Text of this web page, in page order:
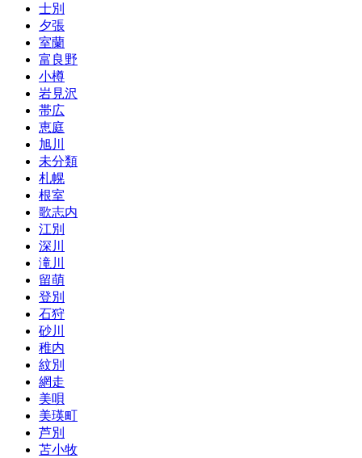
士別
夕張
室蘭
富良野
小樽
岩見沢
帯広
恵庭
旭川
未分類
札幌
根室
歌志内
江別
深川
滝川
留萌
登別
石狩
砂川
稚内
紋別
網走
美唄
美瑛町
芦別
苫小牧